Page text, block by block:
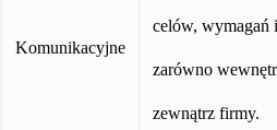
Komunikacyjne
celów, wymagań
zarówno
zewnątrz firmy.